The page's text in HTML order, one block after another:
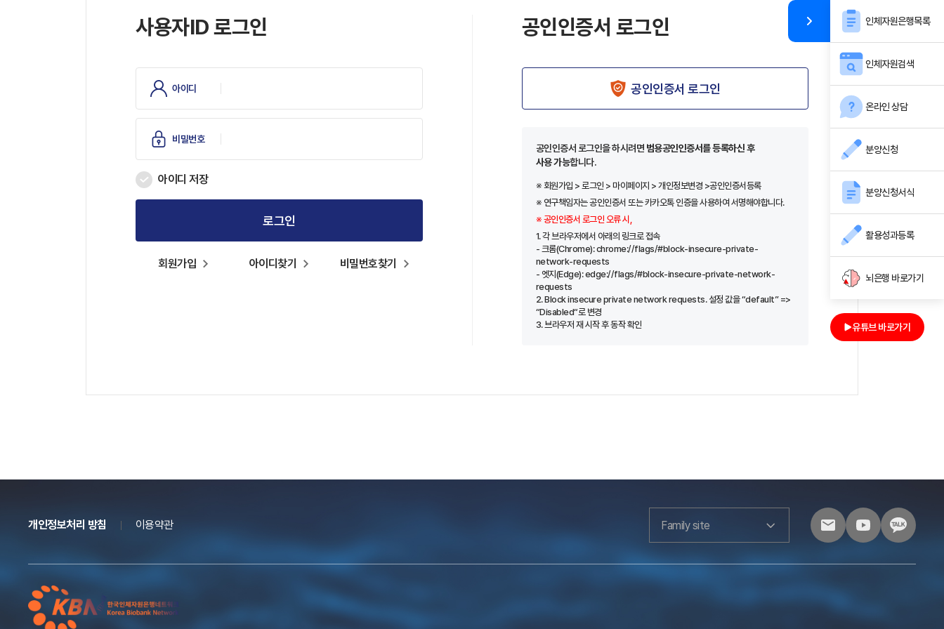
사용자ID 로그인
아이디
비밀번호
아이디 저장
로그인
회원가입 아이디찾기 비밀번호찾기
공인인증서 로그인
공인인증서 로그인
공인인증서 로그인을 하시려면 범용공인인증서를 등록하신 후
사용 가능합니다.
※ 회원가입 > 로그인 > 마이페이지 > 개인정보변경 >공인인증서등록
※ 연구책임자는 공인인증서 또는 카카오톡 인증을 사용하여 서명해야합니다.
※ 공인인증서 로그인 오류 시,
1. 각 브라우저에서 아래의 링크로 접속
- 크롬(Chrome): chrome://flags/#block-insecure-private-
network-requests
- 엣지(Edge): edge://flags/#block-insecure-private-network-
requests
2. Block insecure private network requests. 설정 값을 “default” =>
“Disabled“로 변경
3. 브라우저 재 시작 후 동작 확인
개인정보처리 방침 이용약관 Family site
인체자원은행목록
인체자원검색
온라인 상담
분양신청
분양신청서식
활용성과등록
뇌은행 바로가기
유튜브 바로가기